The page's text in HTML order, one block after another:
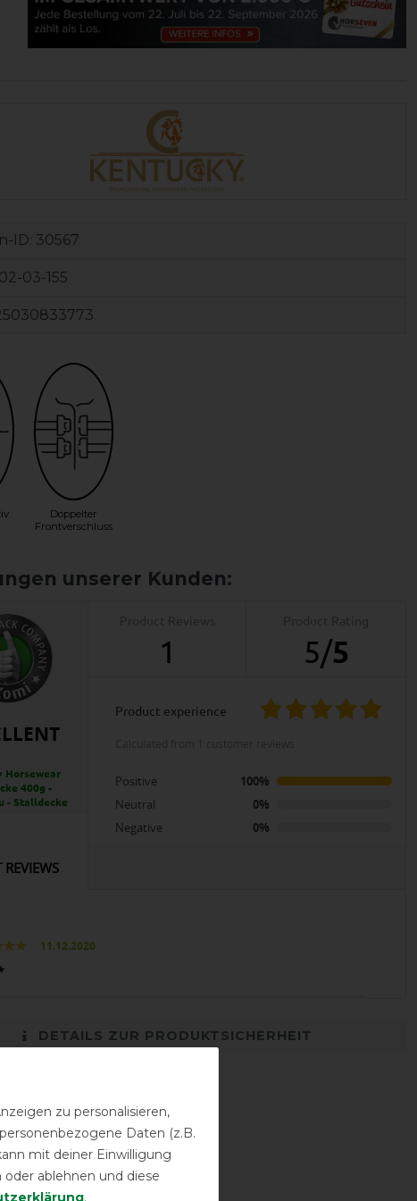
ID: 30567
03-155
Doppelter
Frontverschluss
Horsewear
400g -
- Stalldecke
1 5/5
product experience
Positive
100%
Neutral
0%
Negative
0%
REVIEWS
11.12.2020
DETAILS ZUR PRODUKTSICHERHEIT
zu personalisieren,
Daten (z.B.
mit deiner Einwilligung
ablehnen und diese
.